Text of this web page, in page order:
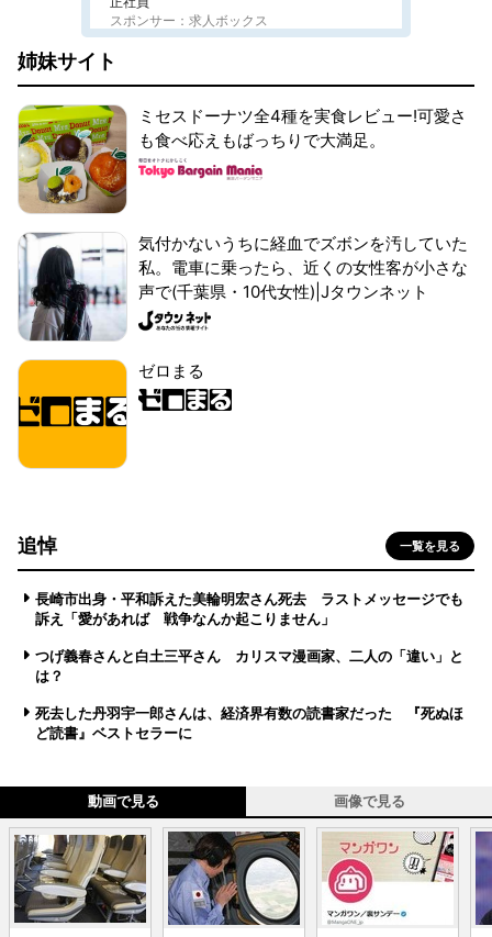
スポンサー：求人ボックス
姉妹サイト
ミセスドーナツ全4種を実食レビュー!可愛さ
も食べ応えもばっちりで大満足。
気付かないうちに経血でズボンを汚していた
私。電車に乗ったら、近くの女性客が小さな
声で(千葉県・10代女性)|Jタウンネット
ゼロまる
追悼 一覧を見る
長崎市出身・平和訴えた美輪明宏さん死去 ラストメッセージでも
訴え「愛があれば 戦争なんか起こりません」
つげ義春さんと白土三平さん カリスマ漫画家、二人の「違い」と
は？
死去した丹羽宇一郎さんは、経済界有数の読書家だった 『死ぬほ
ど読書』ベストセラーに
動画で見る 画像で見る